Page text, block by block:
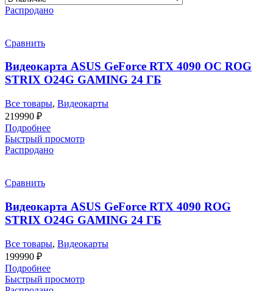
Распродано
Сравнить
Видеокарта ASUS GeForce RTX 4090 OC ROG
STRIX O24G GAMING 24 ГБ
Все товары, Видеокарты
219990 ₽
Подробнее
Быстрый просмотр
Распродано
Сравнить
Видеокарта ASUS GeForce RTX 4090 ROG
STRIX O24G GAMING 24 ГБ
Все товары, Видеокарты
199990 ₽
Подробнее
Быстрый просмотр